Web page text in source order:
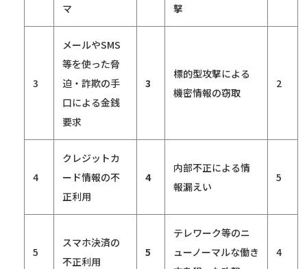
マ
撃
3
メールやSMS
等を使った脅
迫・詐欺の手
口による金銭
要求
3
標的型攻撃による
機密情報の窃取
2
4
クレジットカ
ード情報の不
正利用
4
内部不正による情
報漏えい
5
5
スマホ決済の
不正利用
5
テレワーク等のニ
ューノーマルな働き
4